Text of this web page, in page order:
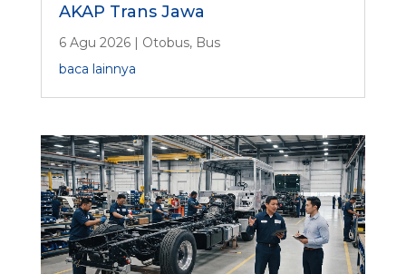
AKAP Trans Jawa
6 Agu 2026| Otobus, Bus
baca lainnya